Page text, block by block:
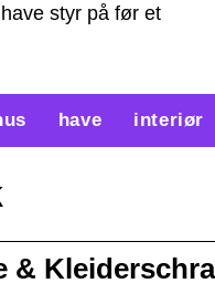
styr på før et
have interiør
&